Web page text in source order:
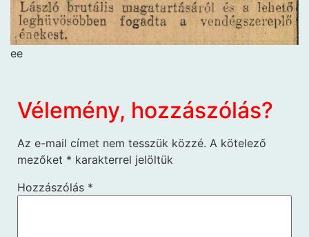
ee
Vélemény, hozzászólás?
Az e-mail címet nem tesszük közzé. A kötelező
mezőket * karakterrel jelöltük
Hozzászólás *